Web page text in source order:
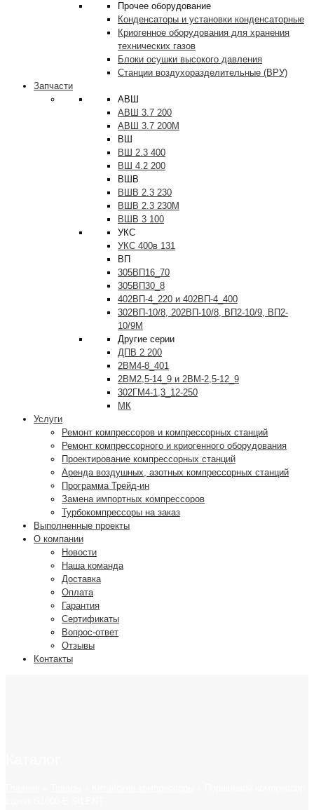
Прочее оборудование
Конденсаторы и установки конденсаторные
Криогенное оборудования для хранения
технических газов
Блоки осушки высокого давления
Станции воздухоразделительные (ВРУ)
Запчасти
АВШ
АВШ 3.7 200
АВШ 3.7 200М
ВШ
ВШ 2.3 400
ВШ 4.2 200
ВШВ
ВШВ 2.3 230
ВШВ 2.3 230М
ВШВ 3 100
УКС
УКС 400в 131
ВП
305ВП16_70
305ВП30_8
402ВП-4_220 и 402ВП-4_400
302ВП-10/8, 202ВП-10/8, ВП2-10/9, ВП2-
10/9М
Другие серии
ДПВ 2 200
2ВМ4-8_401
2ВМ2,5-14_9 и 2ВМ-2,5-12_9
302ГМ4-1,3_12-250
МК
Услуги
Ремонт компрессоров и компрессорных станций
Ремонт компрессорного и криогенного оборудования
Проектирование компрессорных станций
Аренда воздушных, азотных компрессорных станций
Программа Трейд-ин
Замена импортных компрессоров
Турбокомпрессоры на заказ
Выполненные проекты
О компании
Новости
Наша команда
Доставка
Оплата
Гарантия
Сертификаты
Вопрос-ответ
Отзывы
Контакты